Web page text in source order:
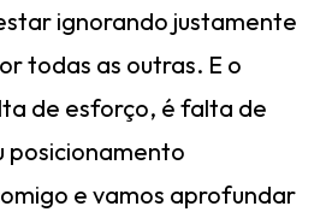
ignorando justamente
todas as outras. E o
de esforço, é falta de
posicionamento
e vamos aprofundar